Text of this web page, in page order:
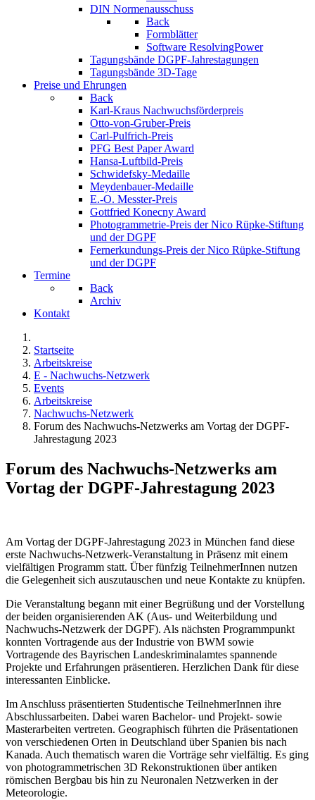
DIN Normenausschuss
Back
Formblätter
Software ResolvingPower
Tagungsbände DGPF-Jahrestagungen
Tagungsbände 3D-Tage
Preise und Ehrungen
Back
Karl-Kraus Nachwuchsförderpreis
Otto-von-Gruber-Preis
Carl-Pulfrich-Preis
PFG Best Paper Award
Hansa-Luftbild-Preis
Schwidefsky-Medaille
Meydenbauer-Medaille
E.-O. Messter-Preis
Gottfried Konecny Award
Photogrammetrie-Preis der Nico Rüpke-Stiftung
und der DGPF
Fernerkundungs-Preis der Nico Rüpke-Stiftung
und der DGPF
Termine
Back
Archiv
Kontakt
Startseite
Arbeitskreise
E - Nachwuchs-Netzwerk
Events
Arbeitskreise
Nachwuchs-Netzwerk
Forum des Nachwuchs-Netzwerks am Vortag der DGPF-
Jahrestagung 2023
Forum des Nachwuchs-Netzwerks am
Vortag der DGPF-Jahrestagung 2023
Am Vortag der DGPF-Jahrestagung 2023 in München fand diese
erste Nachwuchs-Netzwerk-Veranstaltung in Präsenz mit einem
vielfältigen Programm statt. Über fünfzig TeilnehmerInnen nutzen
die Gelegenheit sich auszutauschen und neue Kontakte zu knüpfen.
Die Veranstaltung begann mit einer Begrüßung und der Vorstellung
der beiden organisierenden AK (Aus- und Weiterbildung und
Nachwuchs-Netzwerk der DGPF). Als nächsten Programmpunkt
konnten Vortragende aus der Industrie von BWM sowie
Vortragende des Bayrischen Landeskriminalamtes spannende
Projekte und Erfahrungen präsentieren. Herzlichen Dank für diese
interessanten Einblicke.
Im Anschluss präsentierten Studentische TeilnehmerInnen ihre
Abschlussarbeiten. Dabei waren Bachelor- und Projekt- sowie
Masterarbeiten vertreten. Geographisch führten die Präsentationen
von verschiedenen Orten in Deutschland über Spanien bis nach
Kanada. Auch thematisch waren die Vorträge sehr vielfältig. Es ging
von photogrammetrischen 3D Rekonstruktionen über antiken
römischen Bergbau bis hin zu Neuronalen Netzwerken in der
Meteorologie.